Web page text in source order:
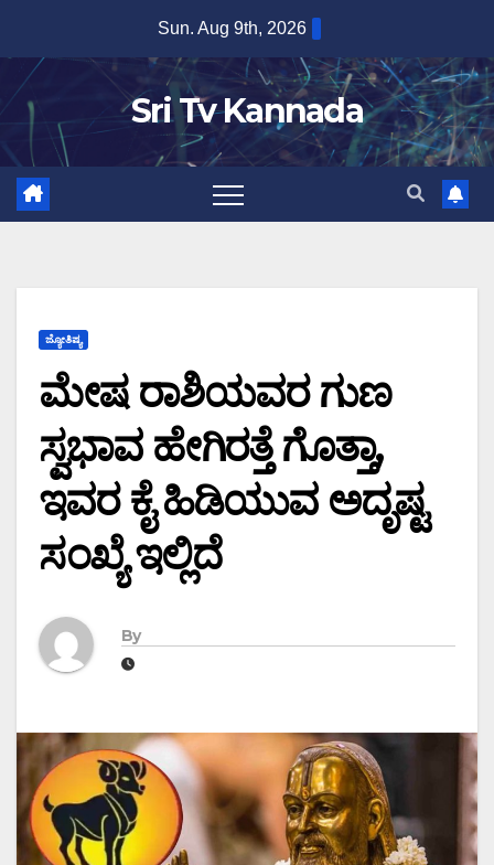
content
Sun. Aug 9th, 2026
Sri Tv Kannada
ಜ್ಯೋತಿಷ್ಯ
ಮೇಷ ರಾಶಿಯವರ ಗುಣ
ಸ್ವಭಾವ ಹೇಗಿರತ್ತೆ ಗೊತ್ತಾ,
ಇವರ ಕೈ ಹಿಡಿಯುವ ಅದೃಷ್ಟ
ಸಂಖ್ಯೆ ಇಲ್ಲಿದೆ
By